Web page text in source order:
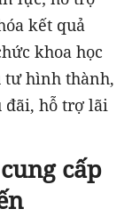
kết quả
khoa học
tư hình thành,
đãi, hỗ trợ lãi
cấp